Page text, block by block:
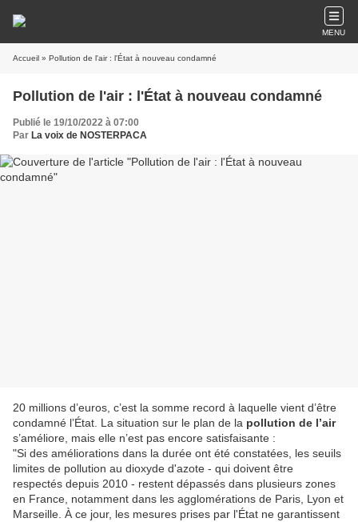
MENU
Accueil » Pollution de l'air : l'État à nouveau condamné
Pollution de l'air : l'État à nouveau condamné
Publié le 19/10/2022 à 07:00
Par La voix de NOSTERPACA
20 millions d’euros, c’est la somme record à laquelle vient d’être
condamné l’État. La situation sur le plan de la pollution de l’air
s’améliore, mais elle n’est pas encore satisfaisante :
"Si des améliorations dans la durée ont été constatées, les seuils
limites de pollution au dioxyde d'azote - qui doivent être
respectés depuis 2010 - restent dépassés dans plusieurs zones
en France, notamment dans les agglomérations de Paris, Lyon et
Marseille. À ce jour, les mesures prises par l'État ne garantissent